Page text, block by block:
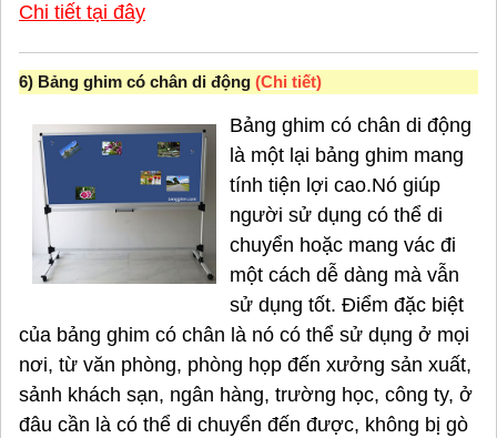
Chi tiết tại đây
6) Bảng ghim có chân di động (Chi tiết)
Bảng ghim có chân di động
là một lại bảng ghim mang
tính tiện lợi cao.Nó giúp
người sử dụng có thể di
chuyển hoặc mang vác đi
một cách dễ dàng mà vẫn
sử dụng tốt. Điểm đặc biệt
của bảng ghim có chân là nó có thể sử dụng ở mọi
nơi, từ văn phòng, phòng họp đến xưởng sản xuất,
sảnh khách sạn, ngân hàng, trường học, công ty, ở
đâu cần là có thể di chuyển đến được, không bị gò